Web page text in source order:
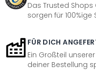
Das Trusted
sorgen für
FÜR DICH
Ein Großteil
deiner Bestellung